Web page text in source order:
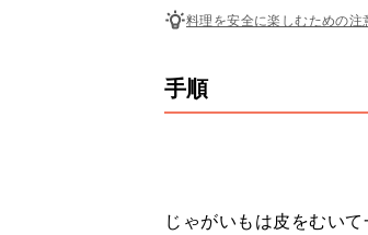
料理を安全に楽しむための注
手順
じゃがいもは皮をむい